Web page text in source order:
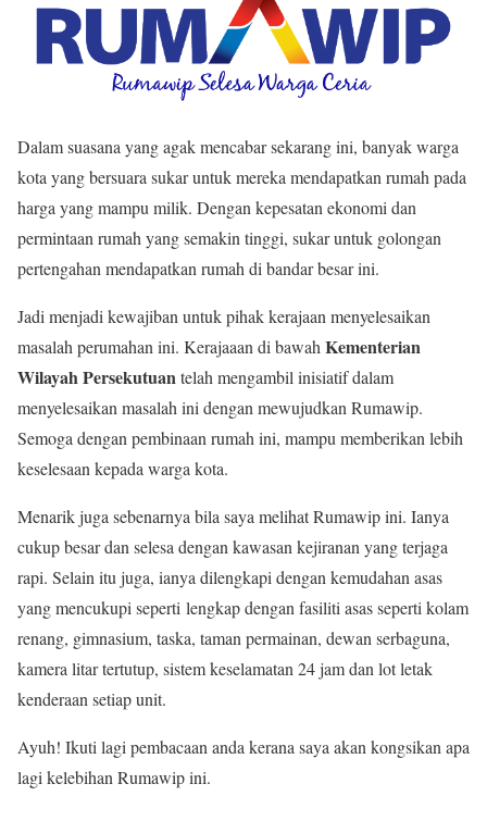
Dalam suasana yang agak mencabar sekarang ini, banyak warga
kota yang bersuara sukar untuk mereka mendapatkan rumah pada
harga yang mampu milik. Dengan kepesatan ekonomi dan
permintaan rumah yang semakin tinggi, sukar untuk golongan
pertengahan mendapatkan rumah di bandar besar ini.
Jadi menjadi kewajiban untuk pihak kerajaan menyelesaikan
masalah perumahan ini. Kerajaaan di bawah Kementerian
Wilayah Persekutuantelah mengambil inisiatif dalam
menyelesaikan masalah ini dengan mewujudkan Rumawip.
Semoga dengan pembinaan rumah ini, mampu memberikan lebih
keselesaan kepada warga kota.
Menarik juga sebenarnya bila saya melihat Rumawip ini. Ianya
cukup besar dan selesa dengan kawasan kejiranan yang terjaga
rapi. Selain itu juga, ianya dilengkapi dengan kemudahan asas
yang mencukupi seperti lengkap dengan fasiliti asas seperti kolam
renang, gimnasium, taska, taman permainan, dewan serbaguna,
kamera litar tertutup, sistem keselamatan 24 jam dan lot letak
kenderaan setiap unit.
Ayuh! Ikuti lagi pembacaan anda kerana saya akan kongsikan apa
lagi kelebihan Rumawip ini.